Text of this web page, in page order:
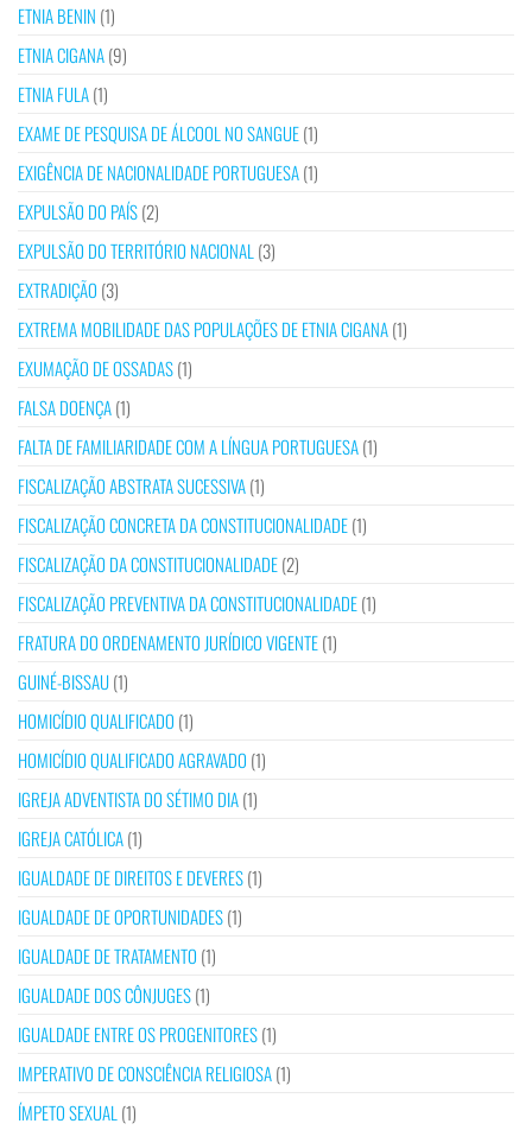
ETNIA BENIN (1)
ETNIA CIGANA(9)
ETNIA FULA(1)
EXAME DE PESQUISA DE ÁLCOOL NO SANGUE(1)
EXIGÊNCIA DE NACIONALIDADE PORTUGUESA(1)
EXPULSÃO DO PAÍS(2)
EXPULSÃO DO TERRITÓRIO NACIONAL (3)
EXTRADIÇÃO (3)
EXTREMA MOBILIDADE DAS POPULAÇÕES DE ETNIA CIGANA(1)
EXUMAÇÃO DE OSSADAS(1)
FALSA DOENÇA(1)
FALTA DE FAMILIARIDADE COM A LÍNGUA PORTUGUESA(1)
FISCALIZAÇÃO ABSTRATA SUCESSIVA(1)
FISCALIZAÇÃO CONCRETA DA CONSTITUCIONALIDADE(1)
FISCALIZAÇÃO DA CONSTITUCIONALIDADE(2)
FISCALIZAÇÃO PREVENTIVA DA CONSTITUCIONALIDADE(1)
FRATURA DO ORDENAMENTO JURÍDICO VIGENTE(1)
GUINÉ-BISSAU(1)
HOMICÍDIO QUALIFICADO (1)
HOMICÍDIO QUALIFICADO AGRAVADO (1)
IGREJA ADVENTISTA DO SÉTIMO DIA(1)
IGREJA CATÓLICA(1)
IGUALDADE DE DIREITOS E DEVERES(1)
IGUALDADE DE OPORTUNIDADES(1)
IGUALDADE DE TRATAMENTO (1)
IGUALDADE DOS CÔNJUGES(1)
IGUALDADE ENTRE OS PROGENITORES(1)
IMPERATIVO DE CONSCIÊNCIA RELIGIOSA(1)
ÍMPETO SEXUAL (1)